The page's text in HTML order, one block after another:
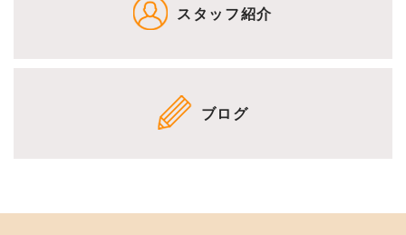
スタッフ紹介
ブログ